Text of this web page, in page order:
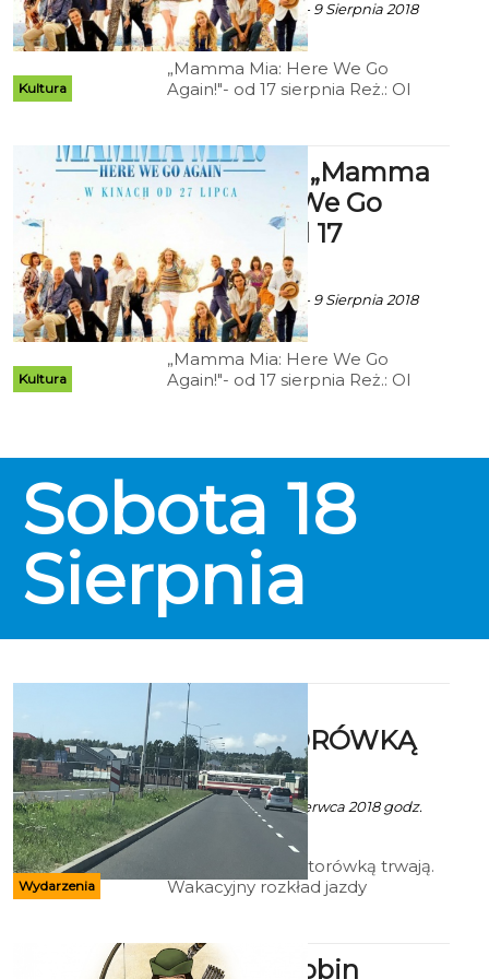
Kultura
ekoszalin za CK 105 - 9 Sierpnia 2018
godz. 14:16
„Mamma Mia: Here We Go
Again!"- od 17 sierpnia Reż.: Ol
gat: Komedia/Musical; USA; 2018;
114 min.
Kultura
Kryterium: „Mamma
Mia: Here We Go
Again!"- od 17
sierpnia
ekoszalin za CK 105 - 9 Sierpnia 2018
godz. 14:16
„Mamma Mia: Here We Go
Again!"- od 17 sierpnia Reż.: Ol
114 min.
Sobota 18
Sierpnia
Wydarzenia
Wakacje z
WĄSKOTORÓWKĄ
2018
Ala za TKKW - 26 Czerwca 2018 godz.
15:50
Wakacje z wąskotorówką trwają.
Wakacyjny rozkład jazdy
Przewóz rowerów za DARMO.
Festiwal Robin